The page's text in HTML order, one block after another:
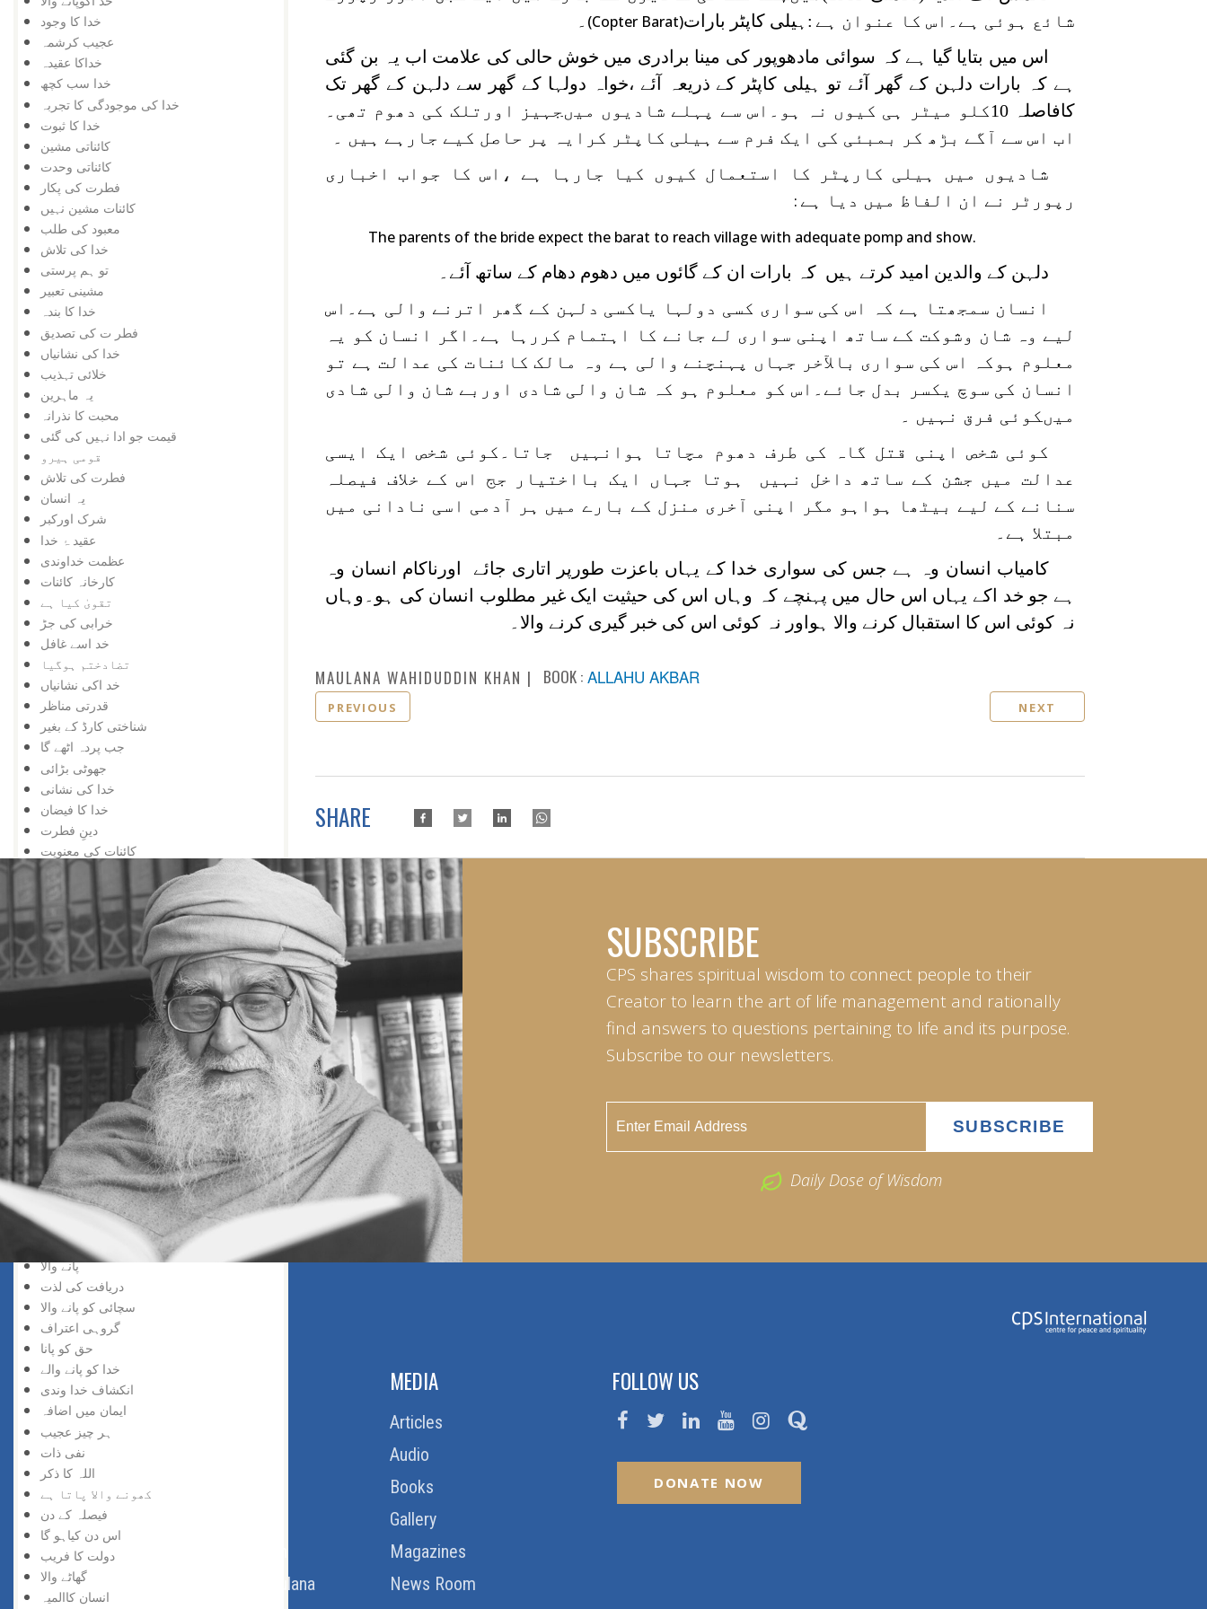
خدا کا وجود
عجیب کرشمہ
خداکا عقیدہ
خدا سب کچھ
خدا کی موجودگی کا تجربہ
خدا کا ثبوت
کائناتی مشین
کائناتی وحدت
فطرت کی پکار
کائنات مشین نہیں
معبود کی طلب
خدا کی تلاش
تو ہم پرستی
مشینی تعبیر
خدا کا بندہ
فطر ت کی تصدیق
خدا کی نشانیاں
خلائی تہذیب
یہ ماہرین
محبت کا نذرانہ
قیمت جو ادا نہیں کی گئی
قومی ہیرو
فطرت کی تلاش
یہ انسان
شرک اورکبر
عقید ۂ خدا
عظمت خداوندی
کارخانہ کائنات
تقویٰ کیا ہے
خرابی کی جڑ
خد اسے غافل
تضادختم ہوگیا
خد اکی نشانیاں
قدرتی مناظر
شناختی کارڈ کے بغیر
جب پردہ اٹھے گا
جھوٹی بڑائی
خدا کی نشانی
خدا کا فیضان
دینِ فطرت
کائنات کی معنویت
انسان کی تلاش
انسان کی کمائی
کچھ سے کچھ
محرومی
یہ بھی ممکن ہے
ضمیر کے خلاف
اژدہا بھی
خدا پر ستی
زندگی کا مسئلہ
زلزلہ درکار ہے
خدا کی یافت
معرفت
توحید اورشرک
سب کچھ عجیب ہے
خد اسے نسبت
حق کی پہچان
پانے والا
دریافت کی لذت
سچائی کو پانے والا
گروہی اعتراف
حق کو پانا
خدا کو پانے والے
انکشاف خدا وندی
ایمان میں اضافہ
ہر چیز عجیب
نفی ذات
اللہ کا ذکر
کھونے والا پاتا ہے
فیصلہ کے دن
اس دن کیاہو گا
دولت کا فریب
گھاٹے والا
انسان کاالمیہ
شائع ہوئی ہے۔اس کا عنوان ہے :ہیلی کاپٹر بارات(Copter Barat) ۔
اس میں بتایا گیا ہے کہ سوائی مادھوپور کی مینا برادری میں خوش حالی کی علامت اب یہ بن گئی
ہے کہ بارات دلہن کے گھر آئے تو ہیلی کاپٹر کے ذریعہ آئے ،خواہ دولہا کے گھر سے دلہن کے گھر تک
کافاصلہ 10کلو میٹر ہی کیوں نہ ہو۔اس سے پہلے شادیوں میںجہیز اورتلک کی دھوم تھی۔
اب اس سے آگے بڑھ کر بمبئی کی ایک فرم سے ہیلی کاپٹر کرایہ پر حاصل کیے جارہے ہیں ۔
شادیوں میں ہیلی کارپٹر کا استعمال کیوں کیا جارہا ہے ،اس کا جواب اخباری
رپورٹر نے ان الفاظ میں دیا ہے :
The parents of the bride expect the barat to reach village with adequate pomp and show.
دلہن کے والدین امید کرتے ہیں کہ بارات ان کے گائوں میں دھوم دھام کے ساتھ آئے۔
انسان سمجھتا ہے کہ اس کی سواری کسی دولہا یاکسی دلہن کے گھر اترنے والی ہے۔اس
لیے وہ شان وشوکت کے ساتھ اپنی سواری لے جانے کا اہتمام کررہا ہے۔اگر انسان کو یہ
معلوم ہوکہ اس کی سواری بالآخر جہاں پہنچنے والی ہے وہ مالک کائنات کی عدالت ہے تو
انسان کی سوچ یکسر بدل جائے۔اس کو معلوم ہو کہ شان والی شادی اوربے شان والی شادی
میںکوئی فرق نہیں ۔
کوئی شخص اپنی قتل گاہ کی طرف دھوم مچاتا ہوانہیں جاتا۔کوئی شخص ایک ایسی
عدالت میں جشن کے ساتھ داخل نہیں ہوتا جہاں ایک بااختیار جج اس کے خلاف فیصلہ
سنانے کے لیے بیٹھا ہواہو مگر اپنی آخری منزل کے بارے میں ہر آدمی اسی نادانی میں
مبتلا ہے۔
کامیاب انسان وہ ہے جس کی سواری خدا کے یہاں باعزت طورپر اتاری جائے اورناکام انسان وہ
ہے جو خد اکے یہاں اس حال میں پہنچے کہ وہاں اس کی حیثیت ایک غیر مطلوب انسان کی ہو۔وہاں
نہ کوئی اس کا استقبال کرنے والا ہواور نہ کوئی اس کی خبر گیری کرنے والا۔
MAULANA WAHIDUDDIN KHAN BOOK : ALLAHU AKBAR
PREVIOUS NEXT
SHARE
SUBSCRIBE
CPS shares spiritual wisdom to connect people to their
Creator to learn the art of life management and rationally
find answers to questions pertaining to life and its purpose.
Subscribe to our newsletters.
Daily Dose of Wisdom
Thoughts Of Maulana
MEDIA
Articles
Audio
Books
Gallery
Magazines
News Room
FOLLOW US
DONATE NOW